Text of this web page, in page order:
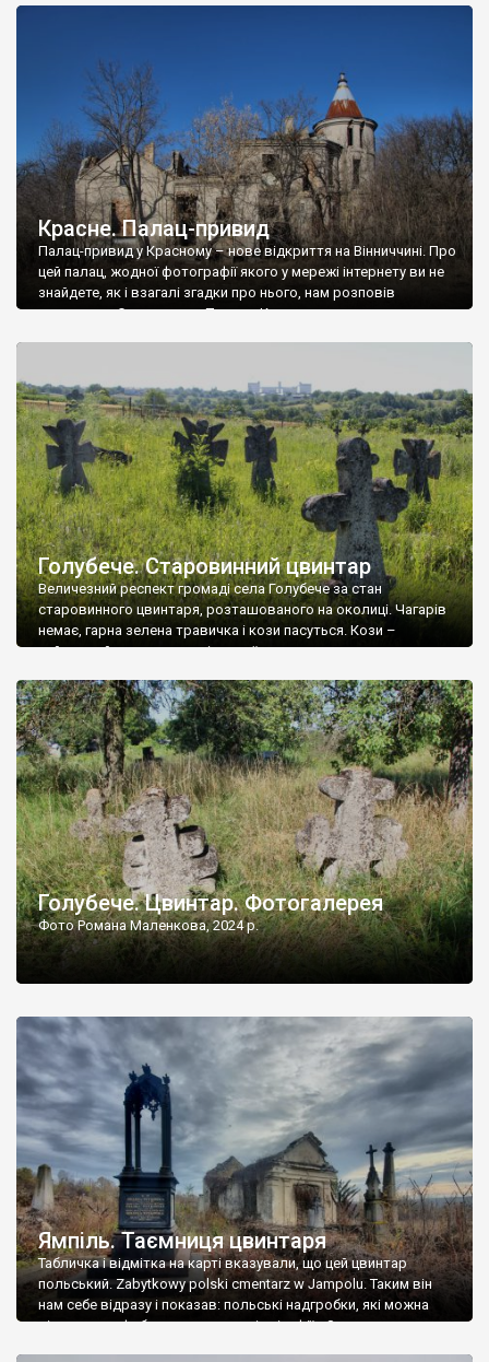
Красне. Палац-привид
Палац-привид у Красному – нове відкриття на Вінниччині. Про
цей палац, жодної фотографії якого у мережі інтернету ви не
знайдете, як і взагалі згадки про нього, нам розповів
мешканець Самгородка. Палац у Красному вразив не лише
Голубече. Старовинний цвинтар
Величезний респект громаді села Голубече за стан
старовинного цвинтаря, розташованого на околиці. Чагарів
немає, гарна зелена травичка і кози пасуться. Кози –
найкращий регулятор шкідливої, для старих кладовищ,
бруньками, кози ті бруньки обгризають, бо то улюблений
делікатес. На цвинтарі у Голубечому ціла колекція
різноманітних форм хрестів. Село відносно невелике, […]
Голубече. Цвинтар. Фотогалерея
Фото Романа Маленкова, 2024 р.
Ямпіль. Таємниця цвинтаря
Табличка і відмітка на карті вказували, що цей цвинтар
польський. Zabytkowy polski cmentarz w Jampolu. Таким він
нам себе відразу і показав: польські надгробки, які можна
віднести до фабричних, польські епітафії… Загалом цвинтар